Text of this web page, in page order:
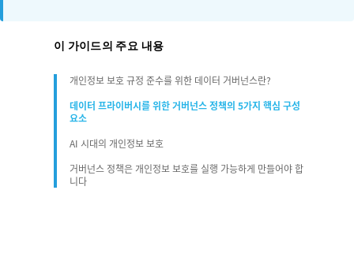
이 가이드의 주요 내용
개인정보 보호 규정 준수를 위한 데이터 거버넌스란?
데이터 프라이버시를 위한 거버넌스 정책의 5가지 핵심 구성
요소
AI 시대의 개인정보 보호
거버넌스 정책은 개인정보 보호를 실행 가능하게 만들어야 합
니다